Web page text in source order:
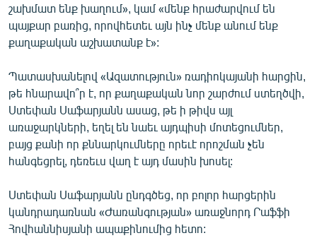
շախմատ ենք խաղում», կամ «մենք հրաժարվում են
պայքար բառից, որովհետեւ այն ինչ մենք անում ենք
քաղաքական աշխատանք է»:
Պատասխանելով «Ազատություն» ռադիոկայանի հարցին,
թե հնարավո՞ր է, որ քաղաքական նոր շարժում ստեղծվի,
Ստեփան Սաֆարյանն ասաց, թե ի թիվս այլ
առաջարկների, եղել են նաեւ այդպիսի մոտեցումներ,
բայց քանի որ քննարկումները որեւէ որոշման չեն
հանգեցրել, դեռեւս վաղ է այդ մասին խոսել:
Ստեփան Սաֆարյանն ընդգծեց, որ բոլոր հարցերին
կանդրադառնան «Ժառանգության» առաջնորդ Րաֆֆի
Հովհաննիսյանի ապաքինումից հետո: